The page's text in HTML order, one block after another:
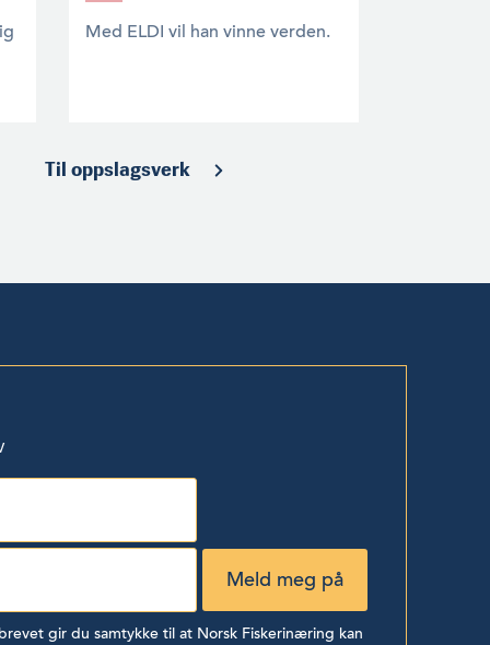
Med ELDI vil han vinne verden.
Til oppslagsverk
gir du samtykke til at Norsk Fiskerinæring kan